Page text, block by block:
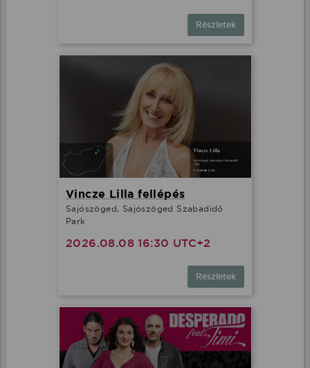
Részletek
Vincze Lilla fellépés
Sajószöged, Sajószöged Szabadidő
Park
2026.08.08 16:30 UTC+2
Részletek